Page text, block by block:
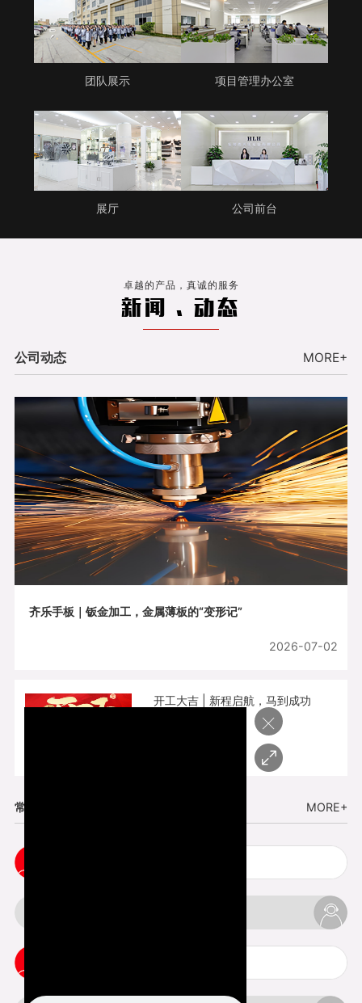
团队展示 项目管理办公室
展厅 公司前台
卓越的产品，真诚的服务
新闻 . 动态
公司动态 MORE+
齐乐手板｜钣金加工，金属薄板的“变形记”
2026-07-02
开工大吉 | 新程启航，马到成功
常见问题 MORE+
×